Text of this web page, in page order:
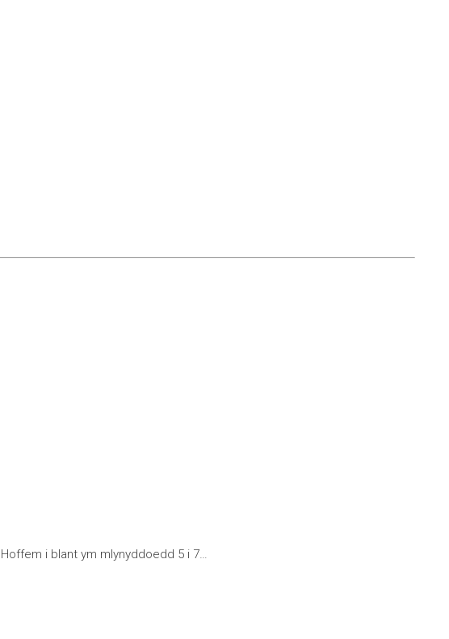
i blant ym mlynyddoedd 5 i 7…